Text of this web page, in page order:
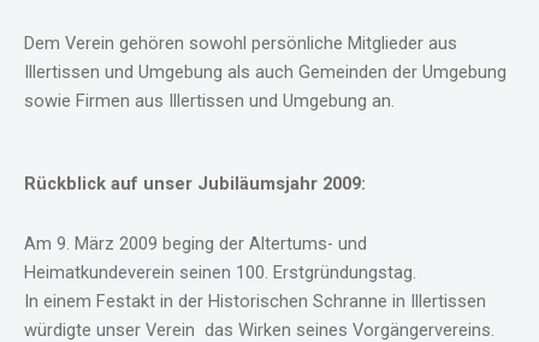
Dem Verein gehören sowohl persönliche Mitglieder aus
Illertissen und Umgebung als auch Gemeinden der Umgebung
sowie Firmen aus Illertissen und Umgebung an.
Rückblick auf unser Jubiläumsjahr 2009:
Am 9. März 2009 beging der Altertums- und
Heimatkundeverein seinen 100. Erstgründungstag.
In einem Festakt in der Historischen Schranne in Illertissen
würdigte unser Verein das Wirken seines Vorgängervereins.